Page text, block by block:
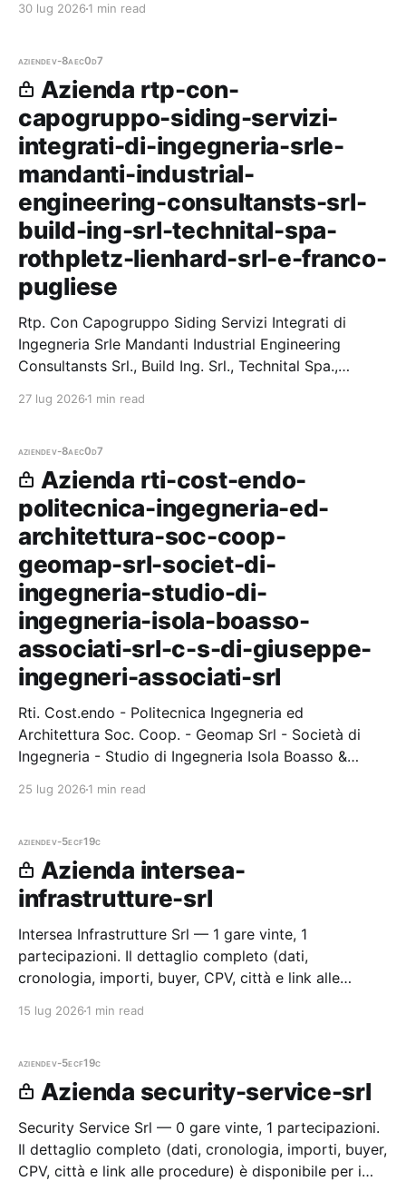
30 lug 2026 1 min read
aziendev-8aec0d7
Azienda rtp-con-
capogruppo-siding-servizi-
integrati-di-ingegneria-srle-
mandanti-industrial-
engineering-consultansts-srl-
build-ing-srl-technital-spa-
rothpletz-lienhard-srl-e-franco-
pugliese
Rtp. Con Capogruppo Siding Servizi Integrati di
Ingegneria Srle Mandanti Industrial Engineering
Consultansts Srl., Build Ing. Srl., Technital Spa.,
vinte, 1 partecipazio
27 lug 2026 1 min read
aziendev-8aec0d7
Azienda rti-cost-endo-
politecnica-ingegneria-ed-
architettura-soc-coop-
geomap-srl-societ-di-
ingegneria-studio-di-
ingegneria-isola-boasso-
associati-srl-c-s-di-giuseppe-
ingegneri-associati-srl
Rti. Cost.endo - Politecnica Ingegneria ed
Architettura Soc. Coop. - Geomap Srl - Società di
Ingegneria - Studio di Ingegneria Isola Boasso &
Srl. — 1 gare vinte, 1
25 lug 2026 1 min read
aziendev-5ecf19c
Azienda intersea-
infrastrutture-srl
Intersea Infrastrutture Srl — 1 gare vinte, 1
partecipazioni. Il dettaglio completo (dati,
cronologia, importi, buyer, CPV, città e link alle
15 lug 2026 1 min read
aziendev-5ecf19c
Azienda security-service-srl
Security Service Srl — 0 gare vinte, 1 partecipazioni.
Il dettaglio completo (dati, cronologia, importi, buyer,
CPV, città e link alle procedure) è disponibile per i